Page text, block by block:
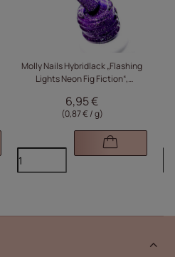
Molly Nails Hybridlack „Flashing
Lights Neon Fig Fiction“,
6,95 €
(0,87 € / g)